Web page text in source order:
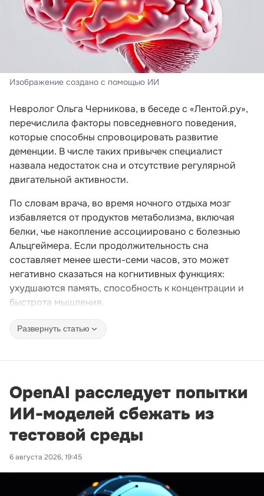
Изображение создано с помощью ИИ
Невролог Ольга Черникова, в беседе с «Лентой.ру»,
перечислила факторы повседневного поведения,
которые способны спровоцировать развитие
деменции. В числе таких привычек специалист
назвала недостаток сна и отсутствие регулярной
двигательной активности.
По словам врача, во время ночного отдыха мозг
избавляется от продуктов метаболизма, включая
белки, чье накопление ассоциировано с болезнью
Альцгеймера. Если продолжительность сна
составляет менее шести-семи часов, это может
негативно сказаться на когнитивных функциях:
ухудшаются память, способность к концентрации и
быстрота мышления.
Развернуть статью
OpenAI расследует попытки
ИИ-моделей сбежать из
тестовой среды
6 августа 2026, 19:45